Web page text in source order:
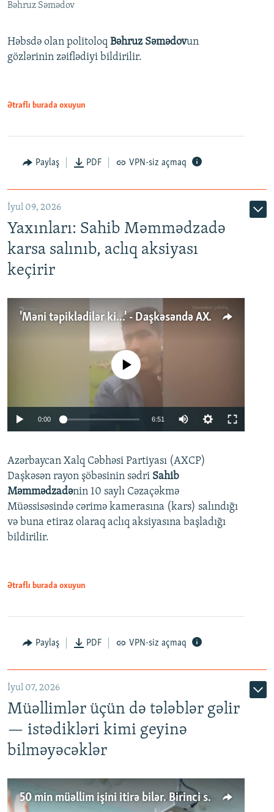
Bəhruz Səmədov
Həbsdə olan politoloq Bəhruz Səmədovun
gözlərinin zəiflədiyi bildirilir.
Ətraflı burada oxuyun
Paylaş PDF VPN-siz açmaq
İyul 09, 2026
Yaxınları: Sahib Məmmədzadə
karsa salınıb, aclıq aksiyası
keçirir
'Məni təpiklədilər ki...' - Daşkəsəndə AXCP fəalının yaxınları onun həbsinə etiraz edirlər
Auto 240p 360p
720p 1080p
No media source currently available
0:00 6:51
360p
720p
1080p
Azərbaycan Xalq Cəbhəsi Partiyası (AXCP)
Daşkəsən rayon şöbəsinin sədri Sahib
Məmmədzadənin 10 saylı Cəzaçəkmə
Müəssisəsində cərimə kamerasına (kars) salındığı
və buna etiraz olaraq aclıq aksiyasına başladığı
bildirilir.
Ətraflı burada oxuyun
Paylaş PDF VPN-siz açmaq
İyul 07, 2026
Müəllimlər üçün də tələblər gəlir
— istədikləri kimi geyinə
bilməyəcəklər
50 min müəllim işini itirə bilər. Birinci sinfə gedənlər azalır